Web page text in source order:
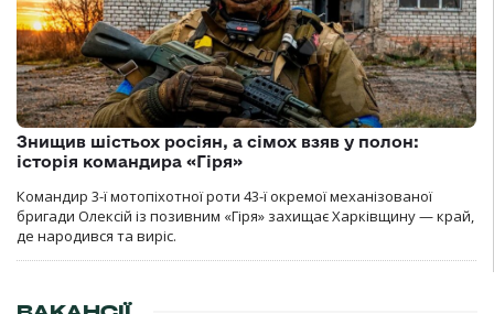
Знищив шістьох росіян, а сімох взяв у полон:
історія командира «Гіря»
Командир 3-ї мотопіхотної роти 43-ї окремої механізованої
бригади Олексій із позивним «Гіря» захищає Харківщину — край,
де народився та виріс.